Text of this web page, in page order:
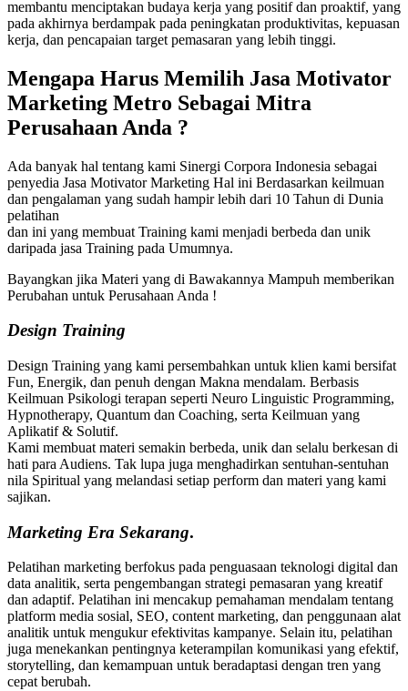
membantu menciptakan budaya kerja yang positif dan proaktif, yang
pada akhirnya berdampak pada peningkatan produktivitas, kepuasan
kerja, dan pencapaian target pemasaran yang lebih tinggi.
Mengapa Harus Memilih Jasa Motivator
Marketing Metro Sebagai Mitra
Perusahaan Anda ?
Ada banyak hal tentang kami Sinergi Corpora Indonesia sebagai
penyedia Jasa Motivator Marketing Hal ini Berdasarkan keilmuan
dan pengalaman yang sudah hampir lebih dari 10 Tahun di Dunia
pelatihan
dan ini yang membuat Training kami menjadi berbeda dan unik
daripada jasa Training pada Umumnya.
Bayangkan jika Materi yang di Bawakannya Mampuh memberikan
Perubahan untuk Perusahaan Anda !
Design Training
Design Training yang kami persembahkan untuk klien kami bersifat
Fun, Energik, dan penuh dengan Makna mendalam. Berbasis
Keilmuan Psikologi terapan seperti Neuro Linguistic Programming,
Hypnotherapy, Quantum dan Coaching, serta Keilmuan yang
Aplikatif & Solutif.
Kami membuat materi semakin berbeda, unik dan selalu berkesan di
hati para Audiens. Tak lupa juga menghadirkan sentuhan-sentuhan
nila Spiritual yang melandasi setiap perform dan materi yang kami
sajikan.
Marketing Era Sekarang.
Pelatihan marketing berfokus pada penguasaan teknologi digital dan
data analitik, serta pengembangan strategi pemasaran yang kreatif
dan adaptif. Pelatihan ini mencakup pemahaman mendalam tentang
platform media sosial, SEO, content marketing, dan penggunaan alat
analitik untuk mengukur efektivitas kampanye. Selain itu, pelatihan
juga menekankan pentingnya keterampilan komunikasi yang efektif,
storytelling, dan kemampuan untuk beradaptasi dengan tren yang
cepat berubah.